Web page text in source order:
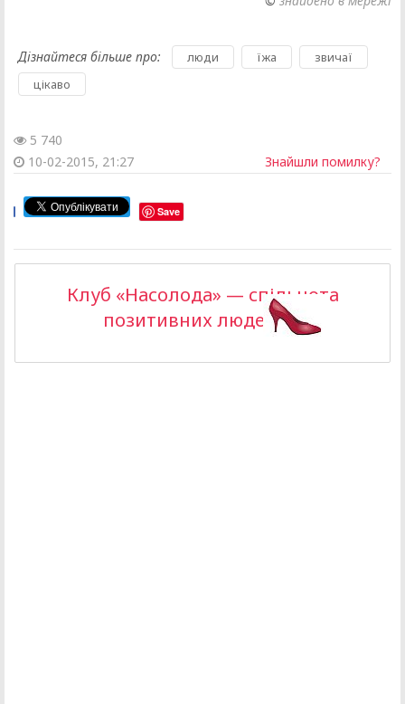
Дізнайтеся більше про: люди їжа звичаї
цікаво
5 740
10-02-2015, 21:27
Знайшли помилку?
Save
Клуб «Насолода» — спільнота
позитивних людей >>